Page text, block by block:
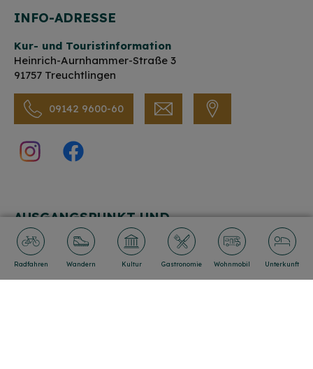
INFO-ADRESSE
Kur- und Touristinformation
Heinrich-Aurnhammer-Straße 3
91757 Treuchtlingen
09142 9600-60
AUSGANGSPUNKT UND
PARKMÖGLICHKEIT
Parkplatz Stadtschloss